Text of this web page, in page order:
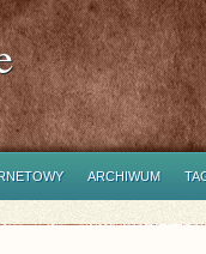
ARCHIWUM